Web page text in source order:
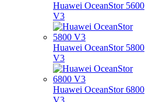
Huawei OceanStor 5600
V3
Huawei OceanStor 5800
V3
Huawei OceanStor 6800
V3